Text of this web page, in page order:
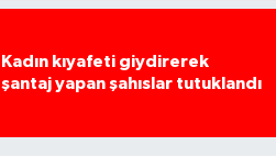
Kadın kıyafeti giydirerek
şantaj yapan şahıslar tutuklandı